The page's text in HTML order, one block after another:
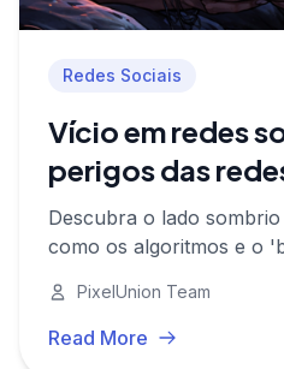
Redes Sociais
Vício em redes
perigos das
Descubra o lado sombrio
como os algoritmos e o
saúde mental e por que
essencial.
PixelUnion Team
Read More